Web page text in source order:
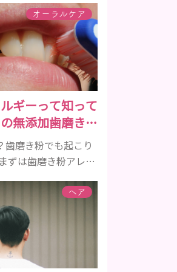
オーラルケア
ギーって知って
無添加歯磨き粉
歯磨き粉でも起こり
ずは歯磨き粉アレル
ますね。 歯磨き粉に
ーを起こすおそれの
段お使いの歯磨き粉
の成分にアレルギー
れがあるのかを説明
ヘア